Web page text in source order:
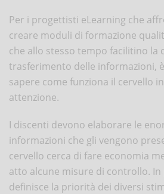
Per i progettisti eLearning che
creare moduli di formazione
che allo stesso tempo facilitino la
trasferimento delle informazioni,
sapere come funziona il cervello
attenzione.
I discenti devono elaborare le
informazioni che gli vengono
cervello cerca di fare economia
atto alcune misure di controllo.
definisce la priorità dei diversi